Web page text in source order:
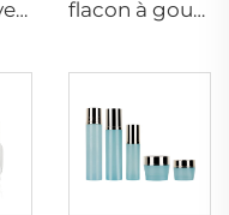
Flacon en verre vide en forme de boule 30g 50g Pot ambre cosmétique emballage conteneur Crème pour le corps visage yeux Marquage thermique Impression en écran flacon à gouttes d'huile avec goutte-à-goutte doré flacon cosmétique en verre mat noir emballage pour soin de la peau ensemble complet de luxe